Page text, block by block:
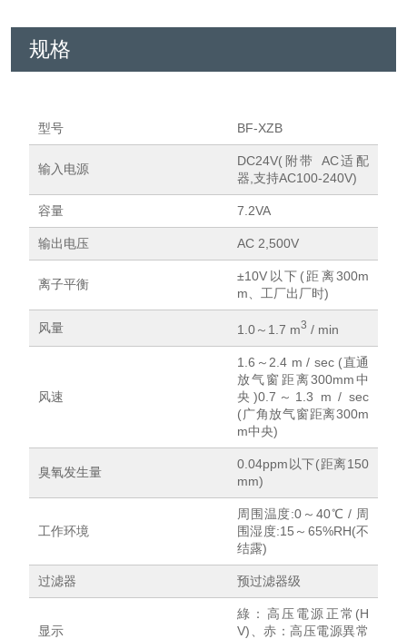
规格
型号 BF-XZB
输入电源
DC24V(附带 AC适配
器,支持AC100-240V)
容量 7.2VA
输出电压 AC 2,500V
离子平衡
±10V以下(距离300m
m、工厂出厂时)
风量 1.0～1.7 m3 / min
风速
1.6～2.4 m / sec (直通
放气窗距离300mm中
央)0.7～1.3 m / sec
(广角放气窗距离300m
m中央)
臭氧发生量
0.04ppm以下(距离150
mm)
工作环境
周围温度:0～40℃ / 周
围湿度:15～65%RH(不
结露)
过滤器 预过滤器级
显示
綠：高压電源正常(H
V)、赤：高压電源異常